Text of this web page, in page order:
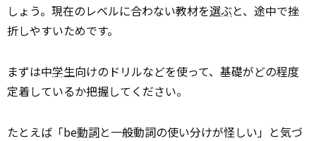
しょう。現在のレベルに合わない教材を選ぶと、途中で挫
折しやすいためです。
まずは中学生向けのドリルなどを使って、基礎がどの程度
定着しているか把握してください。
たとえば「be動詞と一般動詞の使い分けが怪しい」と気づ